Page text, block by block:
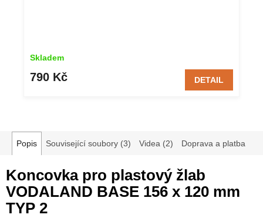
Skladem
790 Kč DETAIL
Popis Související soubory (3) Videa (2) Doprava a platba
Koncovka pro plastový žlab
VODALAND BASE 156 x 120 mm
TYP 2